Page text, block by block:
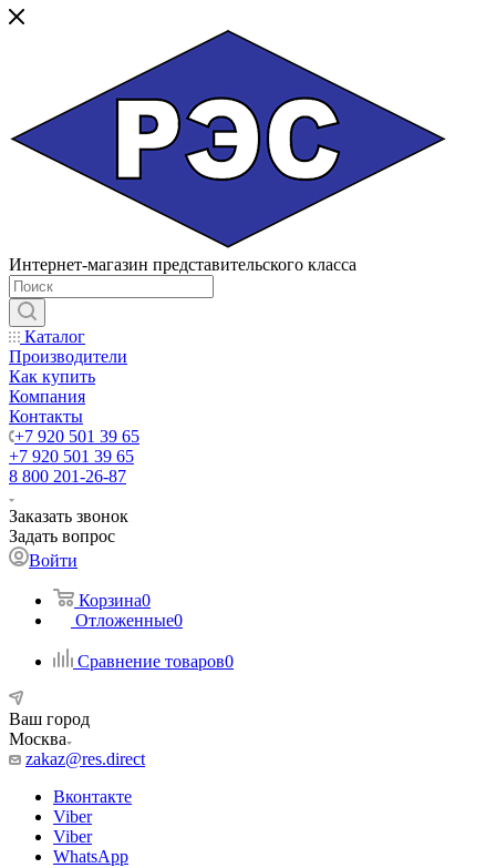
Интернет-магазин представительского класса
Каталог
Производители
Как купить
Компания
Контакты
+7 920 501 39 65
+7 920 501 39 65
8 800 201-26-87
Заказать звонок
Задать вопрос
Войти
Корзина0
Отложенные0
Сравнение товаров0
Ваш город
Москва
zakaz@res.direct
Вконтакте
Viber
Viber
WhatsApp